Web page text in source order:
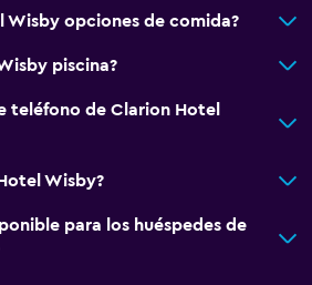
Wisby opciones de comida?
piscina?
teléfono de Clarion Hotel
Wisby?
para los huéspedes de